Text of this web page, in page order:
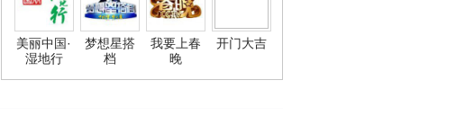
美丽中国·
湿地行
梦想星搭
档
我要上春
晚
开门大吉